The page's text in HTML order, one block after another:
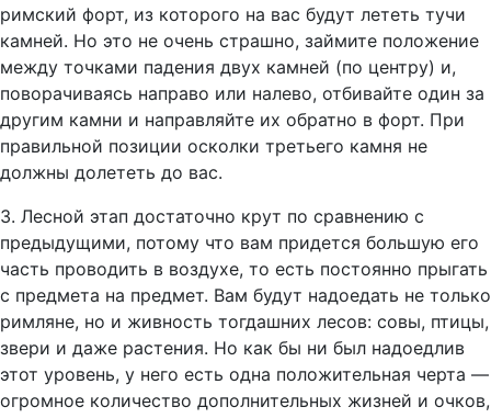
римский форт, из которого на вас будут лететь тучи
камней. Но это не очень страшно, займите положение
между точками падения двух камней (по центру) и,
поворачиваясь направо или налево, отбивайте один за
другим камни и направляйте их обратно в форт. При
правильной позиции осколки третьего камня не
должны долететь до вас.
3. Лесной этап достаточно крут по сравнению с
предыдущими, потому что вам придется большую его
часть проводить в воздухе, то есть постоянно прыгать
с предмета на предмет. Вам будут надоедать не только
римляне, но и живность тогдашних лесов: совы, птицы,
звери и даже растения. Но как бы ни был надоедлив
этот уровень, у него есть одна положительная черта —
огромное количество дополнительных жизней и очков,